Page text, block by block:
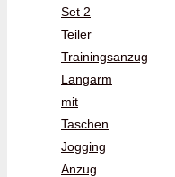
Set 2
Teiler
Trainingsanzug
Langarm
mit
Taschen
Jogging
Anzug